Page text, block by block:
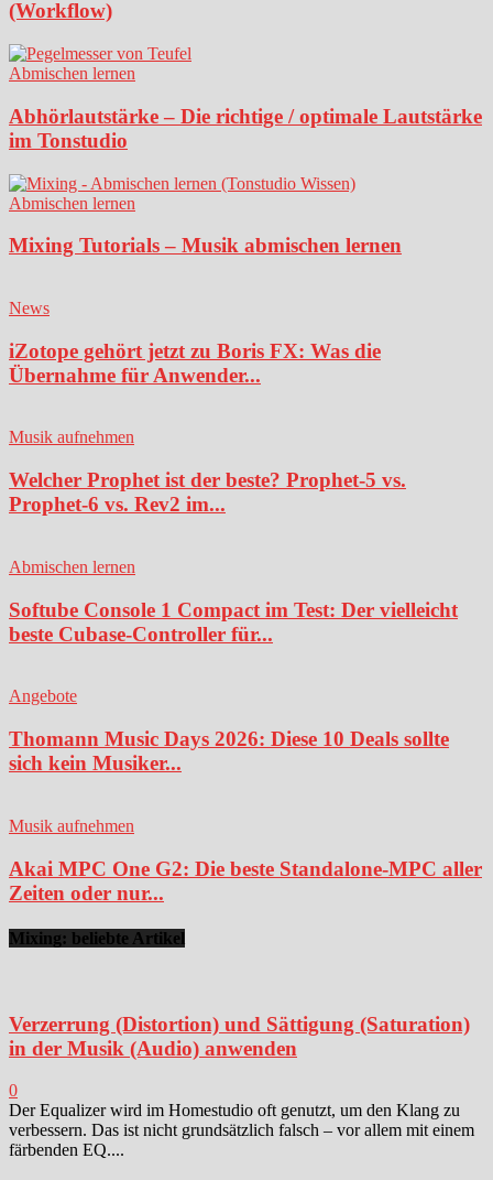
(Workflow)
Abmischen lernen
Abhörlautstärke – Die richtige / optimale Lautstärke
im Tonstudio
Abmischen lernen
Mixing Tutorials – Musik abmischen lernen
News
iZotope gehört jetzt zu Boris FX: Was die
Übernahme für Anwender...
Musik aufnehmen
Welcher Prophet ist der beste? Prophet-5 vs.
Prophet-6 vs. Rev2 im...
Abmischen lernen
Softube Console 1 Compact im Test: Der vielleicht
beste Cubase-Controller für...
Angebote
Thomann Music Days 2026: Diese 10 Deals sollte
sich kein Musiker...
Musik aufnehmen
Akai MPC One G2: Die beste Standalone-MPC aller
Zeiten oder nur...
Mixing: beliebte Artikel
Verzerrung (Distortion) und Sättigung (Saturation)
in der Musik (Audio) anwenden
0
Der Equalizer wird im Homestudio oft genutzt, um den Klang zu
verbessern. Das ist nicht grundsätzlich falsch – vor allem mit einem
färbenden EQ....